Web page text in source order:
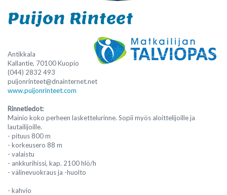
Puijon Rinteet
Antikkala
Kallantie, 70100 Kuopio
(044) 2832 493
puijonrinteet@dnainternet.net
www.puijonrinteet.com
Rinnetiedot:
Mainio koko perheen laskettelurinne. Sopii myös aloittelijoille ja
lautailijoille.
- pituus 800 m
- korkeusero 88 m
- valaistu
- ankkurihissi, kap. 2100 hlö/h
- välinevuokraus ja -huolto
- kahvio